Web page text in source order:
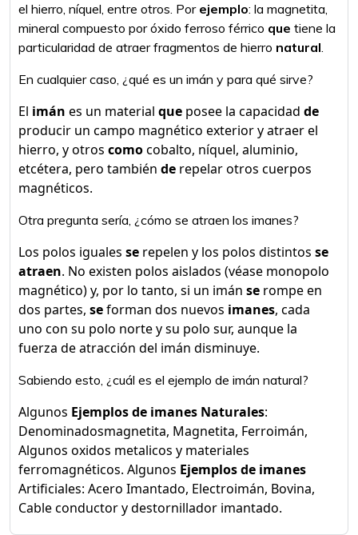
el hierro, níquel, entre otros. Por ejemplo: la magnetita,
mineral compuesto por óxido ferroso férrico que tiene la
particularidad de atraer fragmentos de hierro natural.
En cualquier caso, ¿qué es un imán y para qué sirve?
El imán es un material que posee la capacidad de
producir un campo magnético exterior y atraer el
hierro, y otros comocobalto, níquel, aluminio,
etcétera, pero también de repelar otros cuerpos
magnéticos.
Otra pregunta sería, ¿cómo se atraen los imanes?
Los polos iguales se repelen y los polos distintos se
atraen. No existen polos aislados (véase monopolo
magnético) y, por lo tanto, si un imán se rompe en
dos partes, seforman dos nuevos imanes, cada
uno con su polo norte y su polo sur, aunque la
fuerza de atracción del imán disminuye.
Sabiendo esto, ¿cuál es el ejemplo de imán natural?
Algunos Ejemplos de imanes Naturales:
Denominadosmagnetita, Magnetita, Ferroimán,
Algunos oxidos metalicos y materiales
ferromagnéticos. Algunos Ejemplos de imanes
Artificiales: Acero Imantado, Electroimán, Bovina,
Cable conductor y destornillador imantado.